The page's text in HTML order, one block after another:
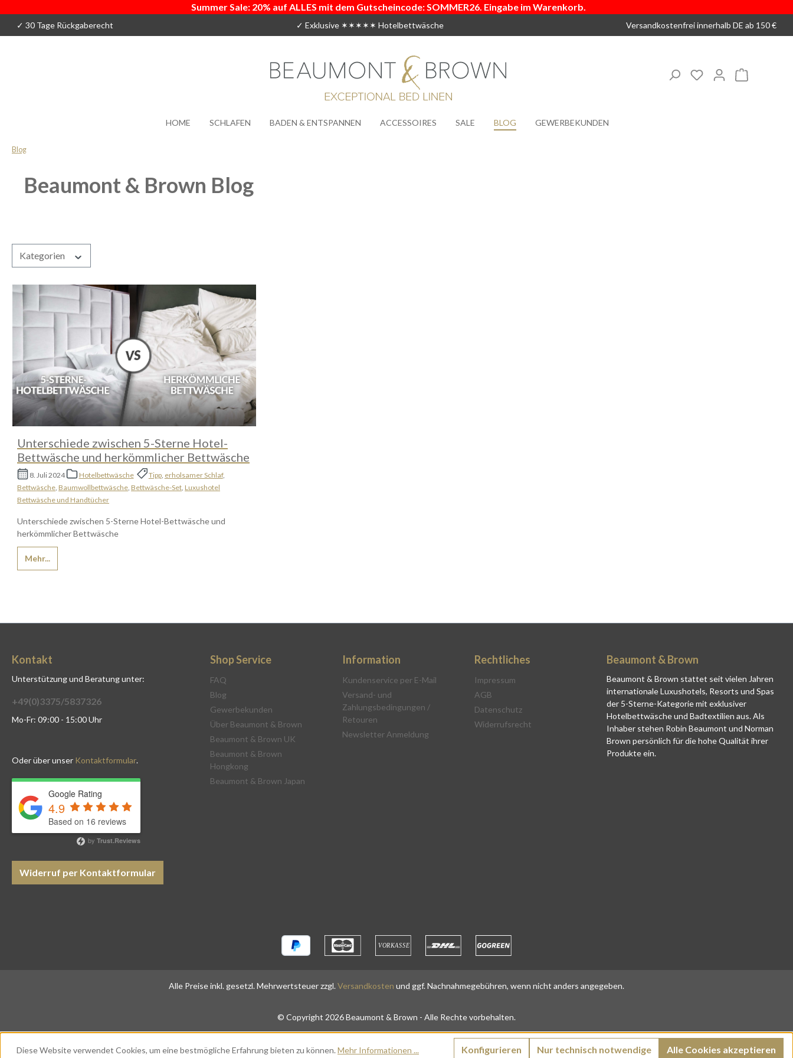
Hauptinhalt springen
Zur Suche springen
Zur Hauptnavigation springen
Summer Sale: 20% auf ALLES mit dem Gutscheincode: SOMMER26. Eingabe im Warenkorb.
✓ 30 Tage Rückgaberecht ✓ Exklusive ✶✶✶✶✶ Hotelbettwäsche Versandkostenfrei innerhalb DE ab 150 €
Du hast 0 Produkte
HOME SCHLAFEN BADEN & ENTSPANNEN ACCESSOIRES SALE BLOG GEWERBEKUNDEN
Blog
Beaumont & Brown Blog
Kategorien
Unterschiede zwischen 5-Sterne Hotel-
Bettwäsche und herkömmlicher Bettwäsche
8. Juli 2024 Hotelbettwäsche Tipp, erholsamer Schlaf,
Bettwäsche, Baumwollbettwäsche, Bettwäsche-Set, Luxushotel
Bettwäsche und Handtücher
Unterschiede zwischen 5-Sterne Hotel-Bettwäsche und
herkömmlicher Bettwäsche
Mehr...
Kontakt
Unterstützung und Beratung unter:
+49(0)3375/5837326
Mo-Fr: 09:00 - 15:00 Uhr
Oder über unser Kontaktformular.
Google Rating
4.9
Based on 16 reviews
by Trust.Reviews
Widerruf per Kontaktformular
Shop Service
FAQ
Blog
Gewerbekunden
Über Beaumont & Brown
Beaumont & Brown UK
Beaumont & Brown
Hongkong
Beaumont & Brown Japan
Information
Kundenservice per E-Mail
Versand- und
Zahlungsbedingungen /
Retouren
Newsletter Anmeldung
Rechtliches
Impressum
AGB
Datenschutz
Widerrufsrecht
Beaumont & Brown
Beaumont & Brown stattet seit vielen Jahren
internationale Luxushotels, Resorts und Spas
der 5-Sterne-Kategorie mit exklusiver
Hotelbettwäsche und Badtextilien aus. Als
Inhaber stehen Robin Beaumont und Norman
Brown persönlich für die hohe Qualität ihrer
Produkte ein.
Alle Preise inkl. gesetzl. Mehrwertsteuer zzgl.Versandkosten und ggf. Nachnahmegebühren, wenn nicht anders angegeben.
© Copyright 2026 Beaumont & Brown - Alle Rechte vorbehalten.
Diese Website verwendet Cookies, um eine bestmögliche Erfahrung bieten zu können. Mehr Informationen ... Nur technisch notwendige
Konfigurieren Alle Cookies akzeptieren